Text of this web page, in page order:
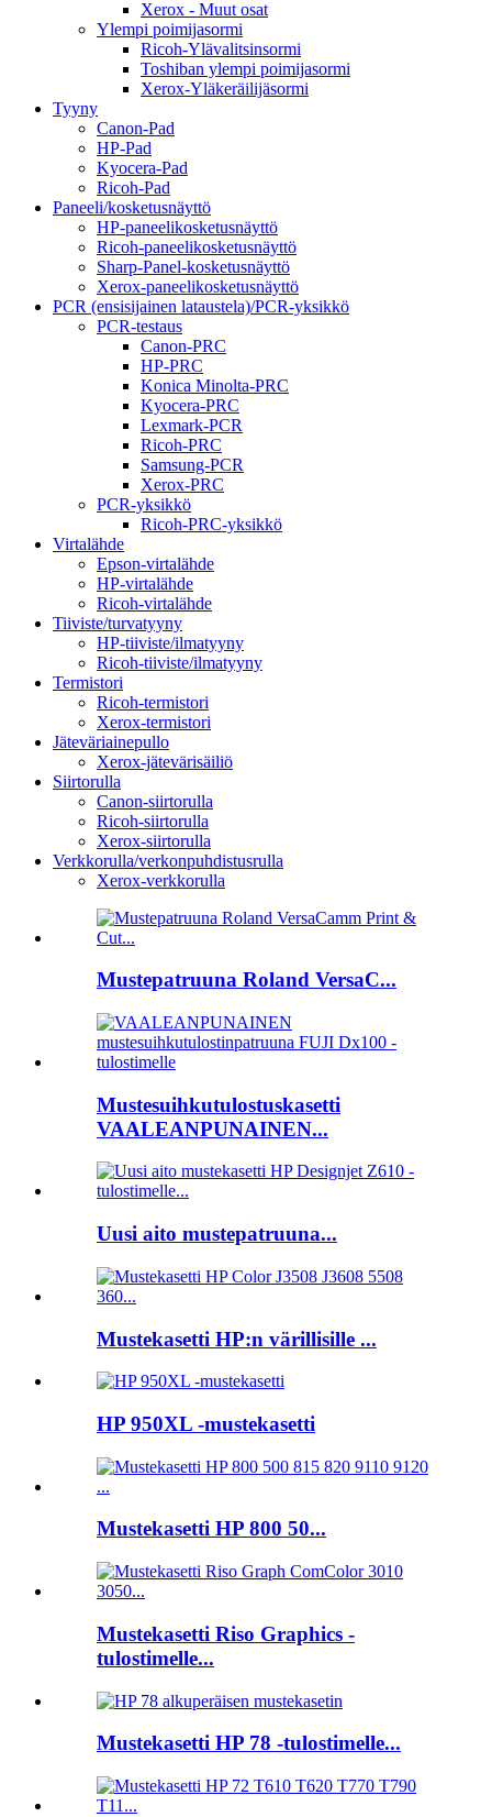
Xerox - Muut osat
Ylempi poimijasormi
Ricoh-Ylävalitsinsormi
Toshiban ylempi poimijasormi
Xerox-Yläkeräilijäsormi
Tyyny
Canon-Pad
HP-Pad
Kyocera-Pad
Ricoh-Pad
Paneeli/kosketusnäyttö
HP-paneelikosketusnäyttö
Ricoh-paneelikosketusnäyttö
Sharp-Panel-kosketusnäyttö
Xerox-paneelikosketusnäyttö
PCR (ensisijainen lataustela)/PCR-yksikkö
PCR-testaus
Canon-PRC
HP-PRC
Konica Minolta-PRC
Kyocera-PRC
Lexmark-PCR
Ricoh-PRC
Samsung-PCR
Xerox-PRC
PCR-yksikkö
Ricoh-PRC-yksikkö
Virtalähde
Epson-virtalähde
HP-virtalähde
Ricoh-virtalähde
Tiiviste/turvatyyny
HP-tiiviste/ilmatyyny
Ricoh-tiiviste/ilmatyyny
Termistori
Ricoh-termistori
Xerox-termistori
Jäteväriainepullo
Xerox-jätevärisäiliö
Siirtorulla
Canon-siirtorulla
Ricoh-siirtorulla
Xerox-siirtorulla
Verkkorulla/verkonpuhdistusrulla
Xerox-verkkorulla
Mustepatruuna Roland VersaC...
Mustesuihkutulostuskasetti
VAALEANPUNAINEN...
Uusi aito mustepatruuna...
Mustekasetti HP:n värillisille ...
HP 950XL -mustekasetti
Mustekasetti HP 800 50...
Mustekasetti Riso Graphics -
tulostimelle...
Mustekasetti HP 78 -tulostimelle...